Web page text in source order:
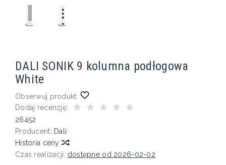
DALI SONIK 9 kolumna podłogowa
White
Obserwuj produkt:
Dodaj recenzję:
26452
Producent: Dali
Historia ceny
Czas realizacji: dostępne od 2026-02-02